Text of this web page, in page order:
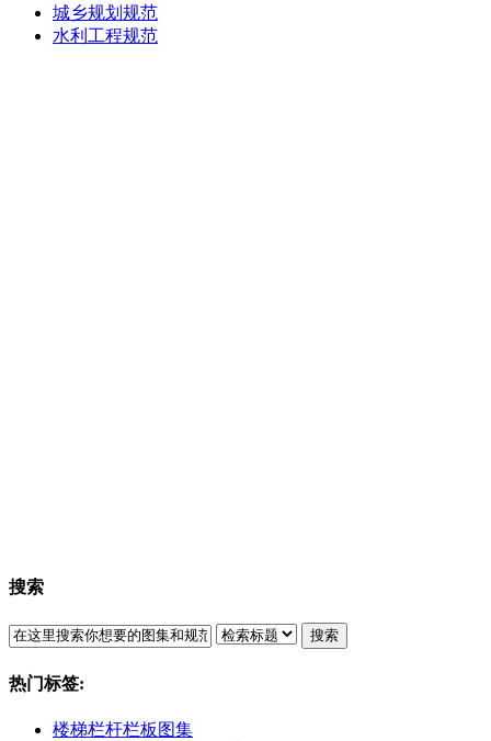
城乡规划规范
水利工程规范
搜索
搜索
热门标签:
楼梯栏杆栏板图集